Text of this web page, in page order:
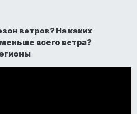
ветров? На каких
всего ветра?